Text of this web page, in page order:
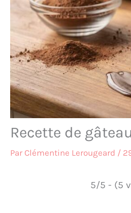
Recette de
Par Clémentine Lerougeard /
5/5 - (5